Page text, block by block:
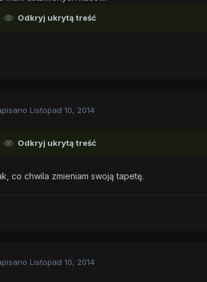
Odkryj ukrytą treść
Listopad 10, 2014
Odkryj ukrytą treść
co chwila zmieniam swoją tapetę.
Listopad 10, 2014